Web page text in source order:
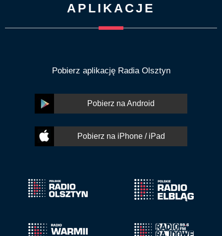
APLIKACJE
Pobierz aplikację Radia Olsztyn
Pobierz na Android
Pobierz na iPhone / iPad